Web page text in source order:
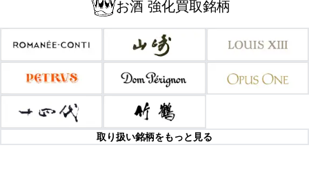
お酒 強化買取銘柄
取り扱い銘柄をもっと見る